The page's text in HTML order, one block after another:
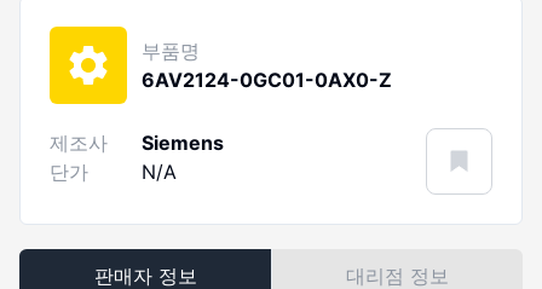
부품명
6AV2124-0GC01-0AX0-Z
제조사
Siemens
단가
N/A
판매자 정보 대리점 정보